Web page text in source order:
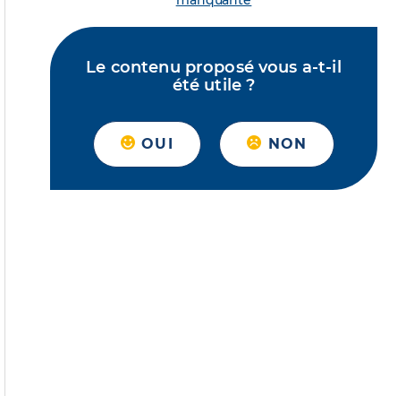
Le contenu proposé vous a-t-il
été utile ?
OUI NON